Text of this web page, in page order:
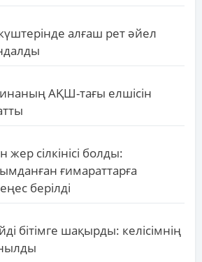
алғаш рет әйел
АҚШ-тағы елшісін
сілкінісі болды:
ғимараттарға
берілді
бітімге шақырды: келісімнің